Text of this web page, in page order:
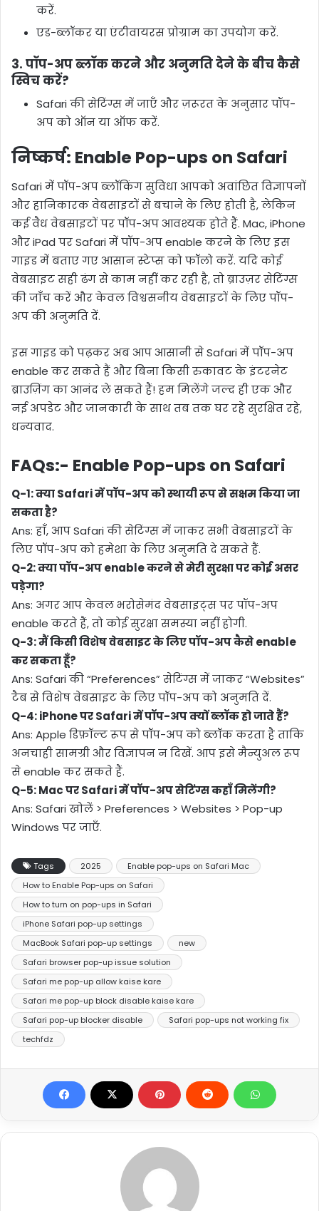
करें.
एड-ब्लॉकर या एंटीवायरस प्रोग्राम का उपयोग करें.
3. पॉप-अप ब्लॉक करने और अनुमति देने के बीच कैसे
स्विच करें?
Safari की सेटिंग्स में जाएँ और ज़रूरत के अनुसार पॉप-
अप को ऑन या ऑफ करें.
निष्कर्ष: Enable Pop-ups on Safari
Safari में पॉप-अप ब्लॉकिंग सुविधा आपको अवांछित विज्ञापनों
और हानिकारक वेबसाइटों से बचाने के लिए होती है, लेकिन
कई वैध वेबसाइटों पर पॉप-अप आवश्यक होते हैं. Mac, iPhone
और iPad पर Safari में पॉप-अप enable करने के लिए इस
गाइड में बताए गए आसान स्टेप्स को फॉलो करें. यदि कोई
वेबसाइट सही ढंग से काम नहीं कर रही है, तो ब्राउज़र सेटिंग्स
की जाँच करें और केवल विश्वसनीय वेबसाइटों के लिए पॉप-
अप की अनुमति दें.
इस गाइड को पढ़कर अब आप आसानी से Safari में पॉप-अप
enable कर सकते हैं और बिना किसी रुकावट के इंटरनेट
ब्राउज़िंग का आनंद ले सकते हैं! हम मिलेंगे जल्द ही एक और
नई अपडेट और जानकारी के साथ तब तक घर रहे सुरक्षित रहे,
धन्यवाद.
FAQs:- Enable Pop-ups on Safari
Q-1:क्या Safari में पॉप-अप को स्थायी रूप से सक्षम किया जा
सकता है?
Ans: हाँ, आप Safari की सेटिंग्स में जाकर सभी वेबसाइटों के
लिए पॉप-अप को हमेशा के लिए अनुमति दे सकते हैं.
Q-2:क्या पॉप-अप enable करने से मेरी सुरक्षा पर कोई असर
पड़ेगा?
Ans: अगर आप केवल भरोसेमंद वेबसाइट्स पर पॉप-अप
enable करते हैं, तो कोई सुरक्षा समस्या नहीं होगी.
Q-3:मैं किसी विशेष वेबसाइट के लिए पॉप-अप कैसे enable
कर सकता हूँ?
Ans: Safari की “Preferences” सेटिंग्स में जाकर “Websites”
टैब से विशेष वेबसाइट के लिए पॉप-अप को अनुमति दें.
Q-4:iPhone पर Safari में पॉप-अप क्यों ब्लॉक हो जाते हैं?
Ans: Apple डिफ़ॉल्ट रूप से पॉप-अप को ब्लॉक करता है ताकि
अनचाही सामग्री और विज्ञापन न दिखें. आप इसे मैन्युअल रूप
से enable कर सकते हैं.
Q-5:Mac पर Safari में पॉप-अप सेटिंग्स कहाँ मिलेंगी?
Ans: Safari खोलें > Preferences > Websites > Pop-up
Windows पर जाएँ.
Tags 2025
Enable pop-ups on Safari Mac
How to Enable Pop-ups on Safari
How to turn on pop-ups in Safari
iPhone Safari pop-up settings
MacBook Safari pop-up settings
new
Safari browser pop-up issue solution
Safari me pop-up allow kaise kare
Safari me pop-up block disable kaise kare
Safari pop-up blocker disable
Safari pop-ups not working fix
techfdz